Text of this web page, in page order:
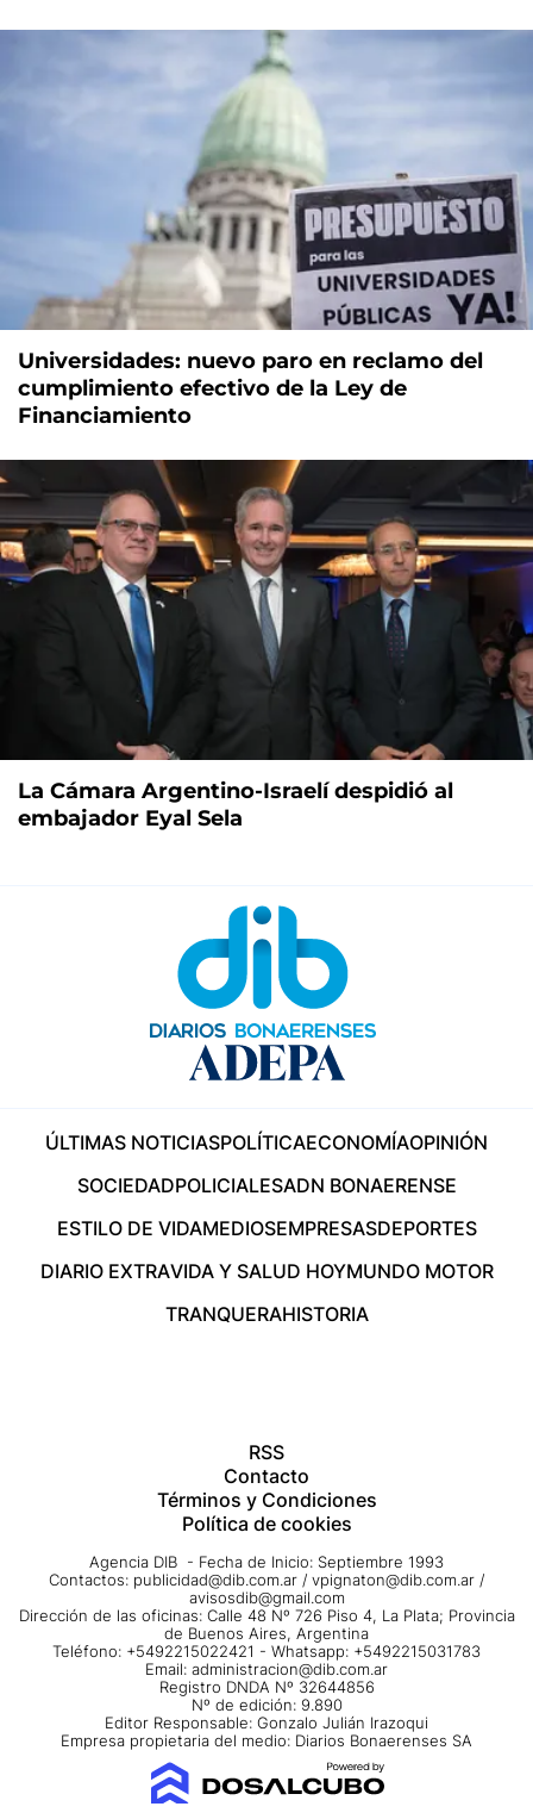
Universidades: nuevo paro en reclamo del
cumplimiento efectivo de la Ley de
Financiamiento
La Cámara Argentino-Israelí despidió al
embajador Eyal Sela
ÚLTIMAS NOTICIASPOLÍTICAECONOMÍAOPINIÓN
SOCIEDADPOLICIALESADN BONAERENSE
ESTILO DE VIDAMEDIOSEMPRESASDEPORTES
DIARIO EXTRAVIDA Y SALUD HOYMUNDO MOTOR
TRANQUERAHISTORIA
RSS
Contacto
Términos y Condiciones
Política de cookies
Agencia DIB - Fecha de Inicio: Septiembre 1993
Contactos: publicidad@dib.com.ar / vpignaton@dib.com.ar /
avisosdib@gmail.com
Dirección de las oficinas: Calle 48 Nº 726 Piso 4, La Plata; Provincia
de Buenos Aires, Argentina
Teléfono: +5492215022421 - Whatsapp: +5492215031783
Email: administracion@dib.com.ar
Registro DNDA Nº 32644856
Nº de edición: 9.890
Editor Responsable: Gonzalo Julián Irazoqui
Empresa propietaria del medio: Diarios Bonaerenses SA